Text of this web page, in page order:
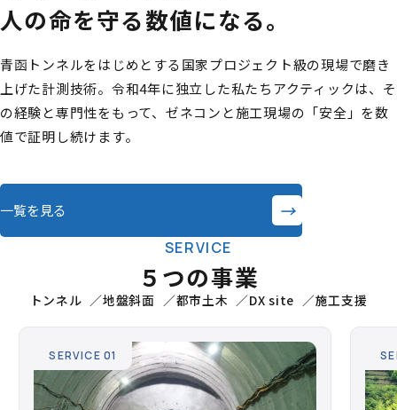
人の命を守る数値になる。
青函トンネルをはじめとする国家プロジェクト級の現場で磨き
上げた計測技術。令和4年に独立した私たちアクティックは、そ
の経験と専門性をもって、ゼネコンと施工現場の「安全」を数
値で証明し続けます。
一覧を見る →
SERVICE
５つの事業
トンネル 地盤斜面 都市土木 DX site 施工支援
SERVICE 01